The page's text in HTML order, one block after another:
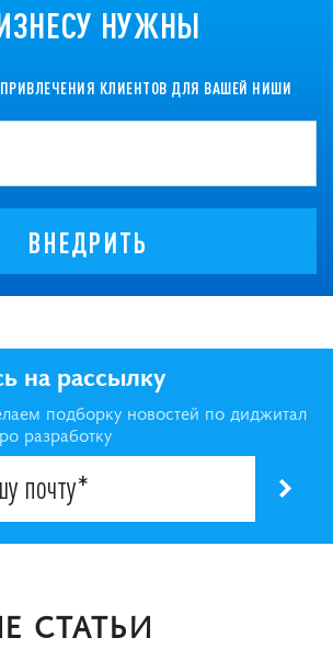
НУЖНЫ
КЛИЕНТОВ ДЛЯ ВАШЕЙ НИШИ
ВНЕДРИТЬ
на рассылку
подборку новостей по диджитал
разработку
СТАТЬИ